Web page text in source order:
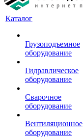
Каталог
Грузоподъемное
оборудование
Гидравлическое
оборудование
Сварочное
оборудование
Вентиляционное
оборудование